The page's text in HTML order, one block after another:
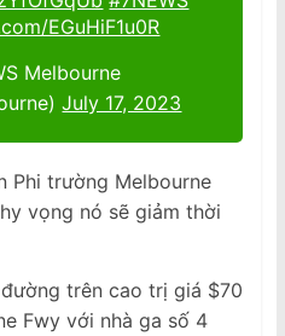
EGuHiF1u0R
Melbourne
July 17, 2023
Phi trường Melbourne
vọng nó sẽ giảm thời
trên cao trị giá $70
Fwy với nhà ga số 4